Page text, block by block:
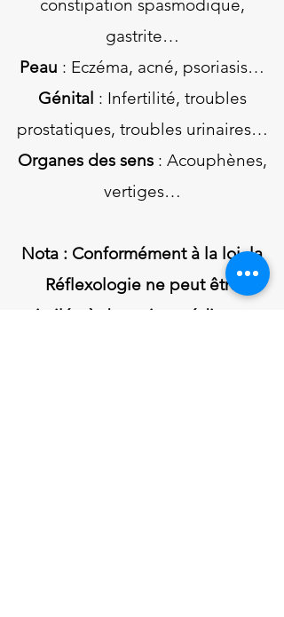
constipation spasmodique,
gastrite…
Peau : Eczéma, acné, psoriasis…
Génital : Infertilité, troubles
prostatiques, troubles urinaires…
Organes des sens : Acouphènes,
vertiges…
Nota : Conformément à la loi, la
Réflexologie ne peut être
assimilée à des soins médicaux ou